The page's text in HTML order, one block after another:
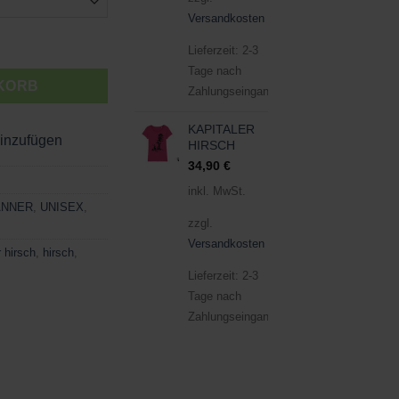
UNISEX
hirsch hirsch
Versandkosten
Lieferzeit: 2-3
Tage nach
Zahlungseingang
KAPITALER
HIRSCH
34,90 €
inkl. MwSt.
zzgl.
Versandkosten
Lieferzeit: 2-3
Tage nach
Zahlungseingang